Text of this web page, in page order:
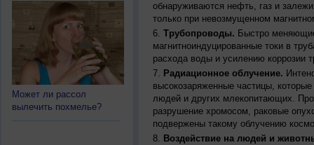
Может ли рассол
вылечить похмелье?
обнаруживаются нефть, газ и
только при невозмущенном
Трубопроводы. Быстро
магнитноиндуцированные токи в
расхода воды и усилению коррозии
Радиационное облучение.
высокозаряженные частицы,
людей и других млекопитающих.
разрушение хромосом, раковые
подвержены такому облучению
Воздействие на людей и